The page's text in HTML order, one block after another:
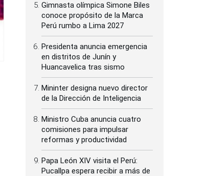
Gimnasta olímpica Simone Biles
conoce propósito de la Marca
Perú rumbo a Lima 2027
Presidenta anuncia emergencia
en distritos de Junín y
Huancavelica tras sismo
Mininter designa nuevo director
de la Dirección de Inteligencia
Ministro Cuba anuncia cuatro
comisiones para impulsar
reformas y productividad
Papa León XIV visita el Perú:
Pucallpa espera recibir a más de